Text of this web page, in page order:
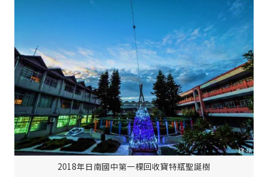
2018年日南國中第一棵回收寶特瓶聖誕樹